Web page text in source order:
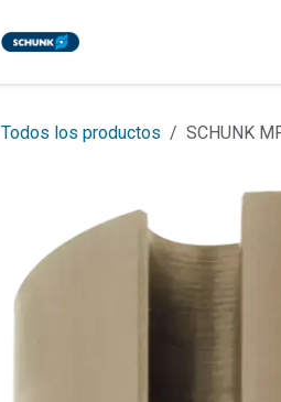
Todos los productos SCHUNK